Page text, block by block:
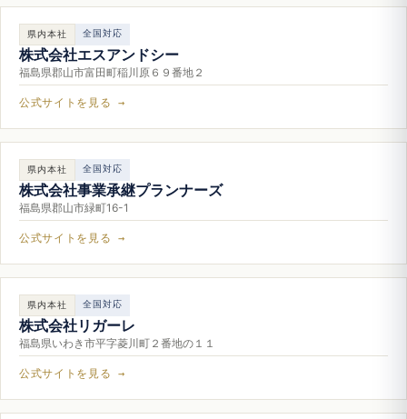
県内本社 全国対応
株式会社エスアンドシー
福島県郡山市富田町稲川原６９番地２
公式サイトを見る →
県内本社 全国対応
株式会社事業承継プランナーズ
福島県郡山市緑町16-1
公式サイトを見る →
県内本社 全国対応
株式会社リガーレ
福島県いわき市平字菱川町２番地の１１
公式サイトを見る →